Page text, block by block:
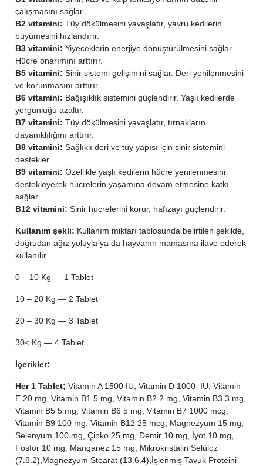
çalışmasını sağlar.
B2 vitamini: Tüy dökülmesini yavaşlatır, yavru kedilerin
büyümesini hızlandırır.
B3 vitamini: Yiyeceklerin enerjiye dönüştürülmesini sağlar.
Hücre onarımını arttırır.
B5 vitamini: Sinir sistemi gelişimini sağlar. Deri yenilenmesini
ve korunmasını arttırır.
B6 vitamini: Bağışıklık sistemini güçlendirir. Yaşlı kedilerde
yorgunluğu azaltır.
B7 vitamini: Tüy dökülmesini yavaşlatır, tırnakların
dayanıklılığını arttırır.
B8 vitamini: Sağlıklı deri ve tüy yapısı için sinir sistemini
destekler.
B9 vitamini: Özellikle yaşlı kedilerin hücre yenilenmesini
destekleyerek hücrelerin yaşamına devam etmesine katkı
sağlar.
B12 vitamini: Sinir hücrelerini korur, hafızayı güçlendirir.
Kullanım şekli: Kullanım miktarı tablosunda belirtilen şekilde,
doğrudan ağız yoluyla ya da hayvanın mamasına ilave ederek
kullanılır.
0 – 10 Kg — 1 Tablet
10 – 20 Kg — 2 Tablet
20 – 30 Kg — 3 Tablet
30< Kg — 4 Tablet
İçerikler:
Her 1 Tablet; Vitamin A 1500 IU, Vitamin D 1000 IU, Vitamin
E 20 mg, Vitamin B1 5 mg, Vitamin B2 2 mg, Vitamin B3 3 mg,
Vitamin B5 5 mg, Vitamin B6 5 mg, Vitamin B7 1000 mcg,
Vitamin B9 100 mg, Vitamin B12 25 mcg, Magnezyum 15 mg,
Selenyum 100 mg, Çinko 25 mg, Demir 10 mg, İyot 10 mg,
Fosfor 10 mg, Manganez 15 mg, Mikrokristalin Selüloz
(7.8.2),Magnezyum Stearat (13.6.4),İşlenmiş Tavuk Proteini